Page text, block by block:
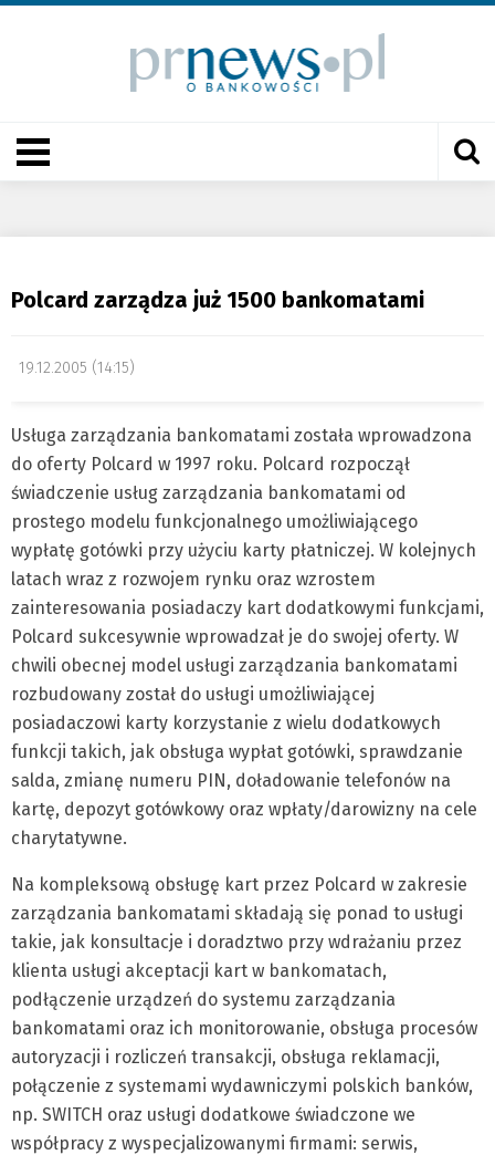
Polcard zarządza już 1500 bankomatami
19.12.2005 (14:15)
Usługa zarządzania bankomatami została wprowadzona
do oferty Polcard w 1997 roku. Polcard rozpoczął
świadczenie usług zarządzania bankomatami od
prostego modelu funkcjonalnego umożliwiającego
wypłatę gotówki przy użyciu karty płatniczej. W kolejnych
latach wraz z rozwojem rynku oraz wzrostem
zainteresowania posiadaczy kart dodatkowymi funkcjami,
Polcard sukcesywnie wprowadzał je do swojej oferty. W
chwili obecnej model usługi zarządzania bankomatami
rozbudowany został do usługi umożliwiającej
posiadaczowi karty korzystanie z wielu dodatkowych
funkcji takich, jak obsługa wypłat gotówki, sprawdzanie
salda, zmianę numeru PIN, doładowanie telefonów na
kartę, depozyt gotówkowy oraz wpłaty/darowizny na cele
charytatywne.
Na kompleksową obsługę kart przez Polcard w zakresie
zarządzania bankomatami składają się ponad to usługi
takie, jak konsultacje i doradztwo przy wdrażaniu przez
klienta usługi akceptacji kart w bankomatach,
podłączenie urządzeń do systemu zarządzania
bankomatami oraz ich monitorowanie, obsługa procesów
autoryzacji i rozliczeń transakcji, obsługa reklamacji,
połączenie z systemami wydawniczymi polskich banków,
np. SWITCH oraz usługi dodatkowe świadczone we
współpracy z wyspecjalizowanymi firmami: serwis,